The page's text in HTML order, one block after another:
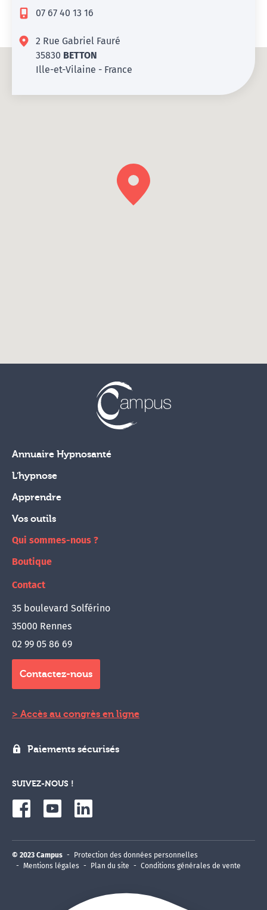
07 67 40 13 16
2 Rue Gabriel Fauré
35830 BETTON
Ille-et-Vilaine - France
Annuaire Hypnosanté
L'hypnose
Apprendre
Vos outils
Qui sommes-nous ?
Boutique
Contact
35 boulevard Solférino
35000 Rennes
02 99 05 86 69
Contactez-nous
Accès au congrès en ligne
Paiements sécurisés
SUIVEZ-NOUS !
© 2023 Campus
Protection des données personnelles
Mentions légales
Plan du site Conditions générales de vente